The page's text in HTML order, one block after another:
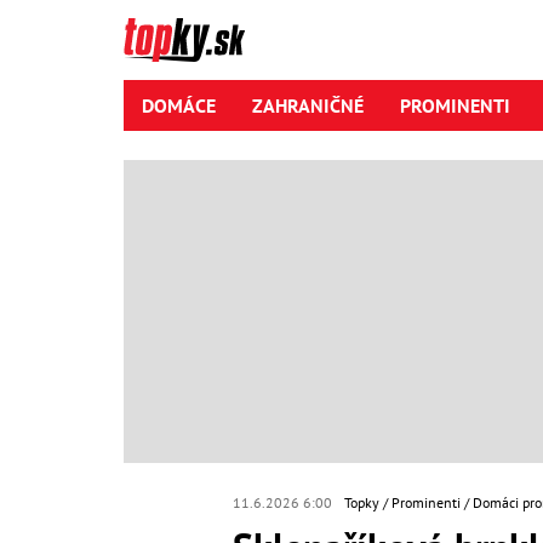
DOMÁCE ZAHRANIČNÉ PROMINENTI
11.6.2026 6:00 Topky Prominenti Domáci